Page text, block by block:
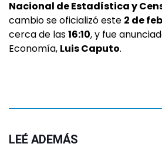
Nacional de Estadística y
cambio se oficializó este 2 de
cerca de las16:10, y fue
Economía, Luis Caputo.
LEÉ ADEMÁS